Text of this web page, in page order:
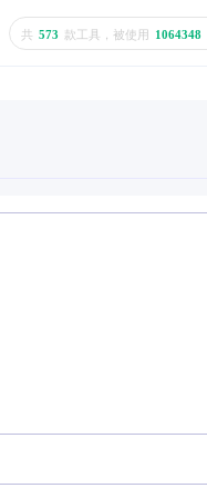
共 573 款工具，被使用 1064348